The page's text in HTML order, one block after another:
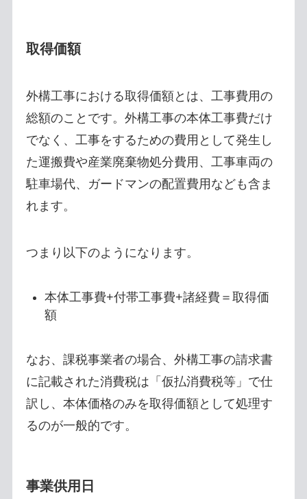
取得価額
外構工事における取得価額とは、工事費用の
総額のことです。外構工事の本体工事費だけ
でなく、工事をするための費用として発生し
た運搬費や産業廃棄物処分費用、工事車両の
駐車場代、ガードマンの配置費用なども含ま
れます。
つまり以下のようになります。
本体工事費+付帯工事費+諸経費＝取得価
額
なお、課税事業者の場合、外構工事の請求書
に記載された消費税は「仮払消費税等」で仕
訳し、本体価格のみを取得価額として処理す
るのが一般的です。
事業供用日